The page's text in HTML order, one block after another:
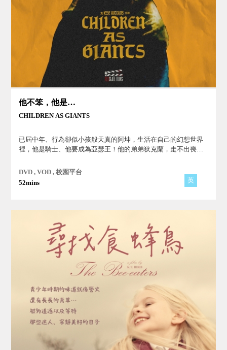
他不笨，他是我哥哥
CHILDREN AS GIANTS
已屆中年、行為卻似小孩般天真的阿坤，生活在自己的幻想世界
裡，他是騎士、他要成為亞瑟王！他的弟弟狄克蘭，走不出喪子
DVD , VOD , 校園平台
52mins
英